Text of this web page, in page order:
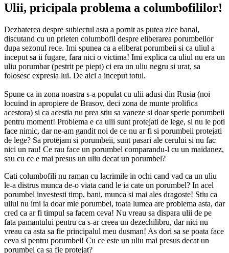
Ulii, pricipala problema a columbofililor!
Dezbaterea despre subiectul asta a pornit as putea zice banal,
discutand cu un prieten columbofil despre eliberarea porumbeilor
dupa sezonul rece. Imi spunea ca a eliberat porumbeii si ca uliul a
inceput sa ii fugare, fara nici o victima! Imi explica ca uliul nu era un
uliu porumbar (pestrit pe piept) ci era un uliu negru si urat, sa
folosesc expresia lui. De aici a inceput totul.
Spune ca in zona noastra s-a populat cu ulii adusi din Rusia (noi
locuind in apropiere de Brasov, deci zona de munte prolifica
acestora) si ca acestia nu prea stiu sa vaneze si doar sperie porumbeii
pentru moment! Problema e ca ulii sunt protejati de lege, si nu le poti
face nimic, dar ne-am gandit noi de ce nu ar fi si porumbeii protejati
de lege? Sa protejam si porumbeii, sunt pasari ale cerului si nu fac
nici un rau! Ce rau face un porumbel comparandu-l cu un maidanez,
sau cu ce e mai presus un uliu decat un porumbel?
Cati columbofili nu raman cu lacrimile in ochi cand vad ca un uliu
le-a distrus munca de-o viata cand le ia cate un porumbel? In acel
porumbel investesti timp, bani, munca si mai ales dragoste! Stiu ca
uliul nu imi ia doar mie porumbei, toata lumea are problema asta, dar
cred ca ar fi timpul sa facem ceva! Nu vreau sa dispara ulii de pe
fata pamantului pentru ca s-ar creea un dezechilibru, dar nici nu
vreau ca asta sa fie principalul meu dusman! As dori sa se poata face
ceva si pentru porumbei! Cu ce este un uliu mai presus decat un
porumbel ca sa fie protejat?